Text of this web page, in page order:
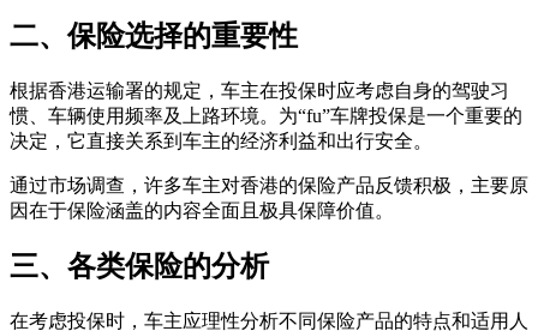
二、保险选择的重要性
根据香港运输署的规定，车主在投保时应考虑自身的驾驶习
惯、车辆使用频率及上路环境。为“fu”车牌投保是一个重要的
决定，它直接关系到车主的经济利益和出行安全。
通过市场调查，许多车主对香港的保险产品反馈积极，主要原
因在于保险涵盖的内容全面且极具保障价值。
三、各类保险的分析
在考虑投保时，车主应理性分析不同保险产品的特点和适用人